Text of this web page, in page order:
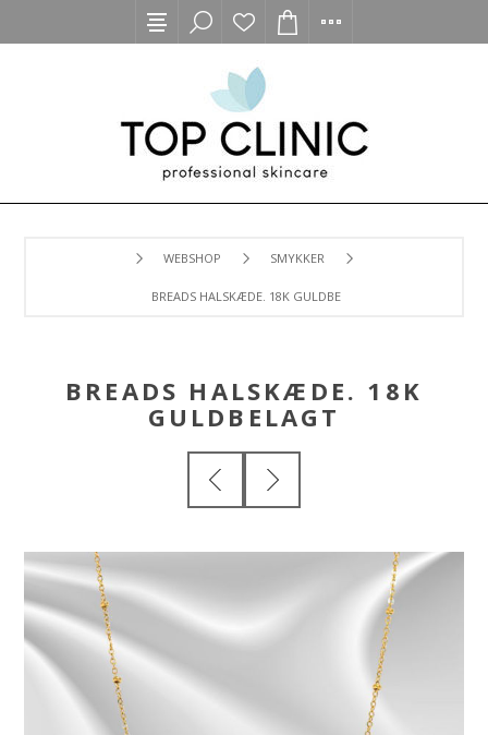
WEBSHOP SMYKKER
BREADS HALSKÆDE. 18K GULDBELAGT
BREADS HALSKÆDE. 18K
GULDBELAGT